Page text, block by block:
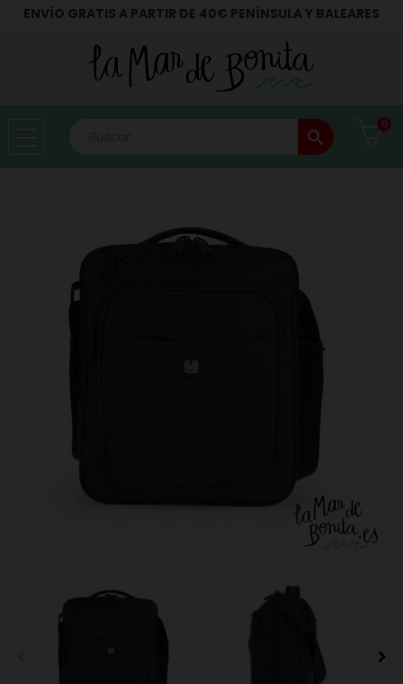
ENVÍO GRATIS A PARTIR DE 40€ PENÍNSULA Y BALEARES
search
0